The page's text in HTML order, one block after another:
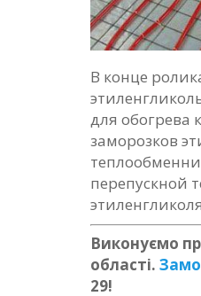
В конце
для обогрева
заморозков
перепускной
Виконуємо
області.
29!